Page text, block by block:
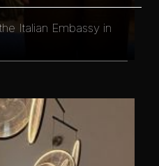
Italian Embassy in